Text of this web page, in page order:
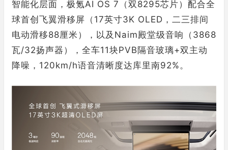
智能化层面，极氪AI OS 7（双8295芯片）配合全
球首创飞翼滑移屏（17英寸3K OLED，二三排间
电动滑移88厘米），以及Naim殿堂级音响（3868
瓦/32扬声器），全车11块PVB隔音玻璃+双主动
降噪，120km/h语音清晰度达库里南92%。